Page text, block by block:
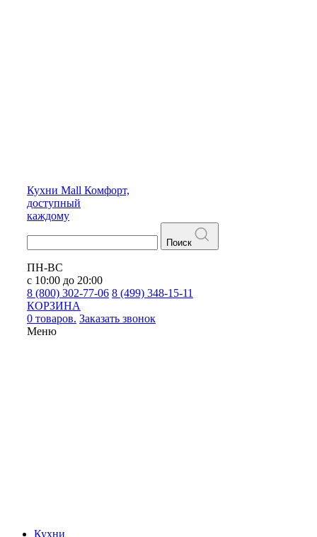
Кухни Mall Комфорт,
доступный
каждому
Поиск
ПН-ВС
с 10:00 до 20:00
8 (800) 302-77-06 8 (499) 348-15-11
КОРЗИНА
0 товаров. Заказать звонок
Меню
Кухни